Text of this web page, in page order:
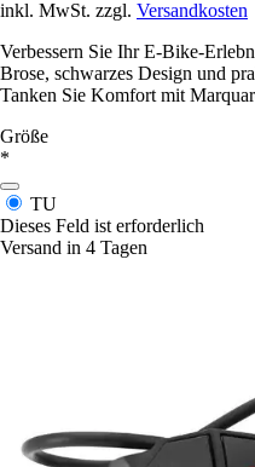
inkl. MwSt. zzgl. Versandkosten
Verbessern Sie Ihr E-Bike-
Brose, schwarzes Design und
Tanken Sie Komfort mit
Größe
*
TU
Dieses Feld ist erforderlich
Versand in 4 Tagen